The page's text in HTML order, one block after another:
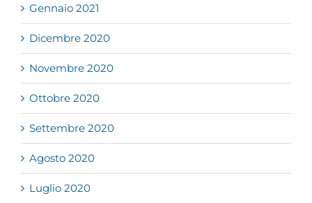
Gennaio 2021
Dicembre 2020
Novembre 2020
Ottobre 2020
Settembre 2020
Agosto 2020
Luglio 2020